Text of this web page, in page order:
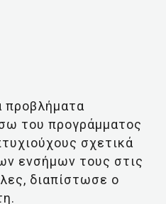
προβλήματα
του προγράμματος
σχετικά
ενσήμων τους στις
διαπίστωσε ο